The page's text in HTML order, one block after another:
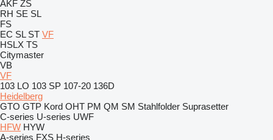
AKF ZS
RH SE SL
FS
EC SL ST VF
HSLX TS
Citymaster
VB
VF
103 LO 103 SP 107-20 136D
Heidelberg
GTO GTP Kord OHT PM QM SM Stahlfolder Suprasetter
C-series U-series UWF
HFW HYW
A-series FXS H-series